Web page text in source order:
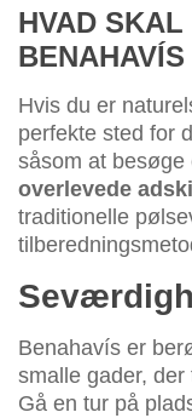
HVAD
BENAHAVÍS
Hvis du er
perfekte sted for
såsom at
overlevede
traditionelle
Benahavís er
smalle gader,
Gå en tur på